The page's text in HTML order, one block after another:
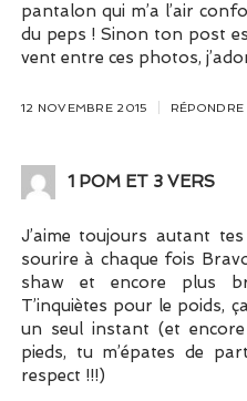
pantalon qui m’a l’air
du peps ! Sinon ton post
vent entre ces photos,
12 NOVEMBRE 2015 RÉPONDRE
1 POM ET 3 VERS
J’aime toujours autant
sourire à chaque fois
shaw et encore plus
T’inquiètes pour le poids,
un seul instant (et
pieds, tu m’épates de
respect !!!)